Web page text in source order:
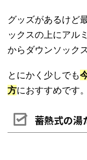
グッズがあるけど
ックスの上にアル
からダウンソック
とにかく少しでも
方におすすめです。
蓄熱式の湯